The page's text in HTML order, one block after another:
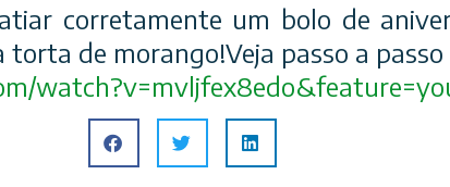
corretamente um bolo de
de morango!Veja passo a
watch?v=mvljfex8edo&feature